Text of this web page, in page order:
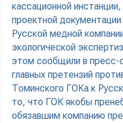
кассационной
проектной
Русской медной
экологической
этом сообщили в
главных претензий
Томинского ГОКа к
то, что ГОК якобы
обязавшим компанию